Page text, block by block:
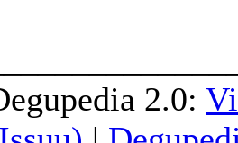
2.0: